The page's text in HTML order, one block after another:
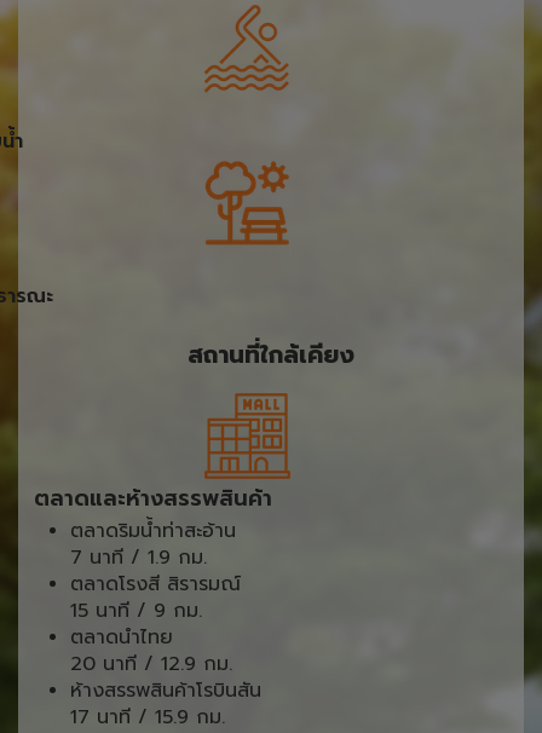
ำ
ารณะ
สถานที่ใกล้เคียง
ตลาดและห้างสรรพสินค้า
ตลาดริมน้ำท่าสะอ้าน
7 นาที / 1.9 กม.
ตลาดโรงสี สิรารมณ์
15 นาที / 9 กม.
ตลาดนำไทย
20 นาที / 12.9 กม.
ห้างสรรพสินค้าโรบินสัน
17 นาที / 15.9 กม.